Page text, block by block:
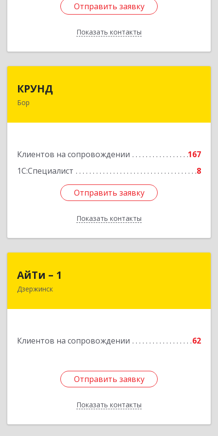
Отправить заявку
Показать контакты
Отправить заявку
Назад
КРУНД
Бор
Клиентов на сопровождении
167
1С:Специалист
8
Отправить заявку
Показать контакты
Отправить заявку
Назад
АйТи – 1
Дзержинск
Клиентов на сопровождении 62
Отправить заявку
Показать контакты
606015, Нижегородская обл, Дзержинск г,
Отправить заявку
Назад